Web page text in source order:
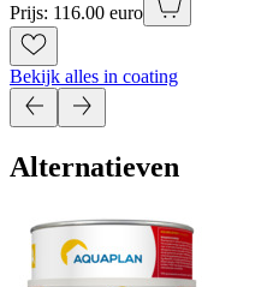
Prijs: 116.00 euro
Bekijk alles in coating
Alternatieven